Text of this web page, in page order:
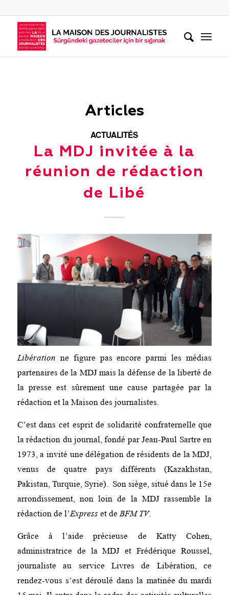
Articles
ACTUALITÉS
La MDJ invitée à la
réunion de rédaction
de Libé
Libération ne figure pas encore parmi les médias
partenaires de la MDJ mais la défense de la liberté de
la presse est sûrement une cause partagée par la
rédaction et la Maison des journalistes.
C’est dans cet esprit de solidarité confraternelle que
la rédaction du journal, fondé par Jean-Paul Sartre en
1973, a invité une délégation de résidents de la MDJ,
venus de quatre pays différents (Kazakhstan,
Pakistan, Turquie, Syrie). Son siège, situé dans le 15e
arrondissement, non loin de la MDJ rassemble la
rédaction de l’Express et deBFM TV.
Grâce à l’aide précieuse de Katty Cohen,
administratrice de la MDJ et Frédérique Roussel,
journaliste au service Livres de Libération, ce
rendez-vous s’est déroulé dans la matinée du mardi